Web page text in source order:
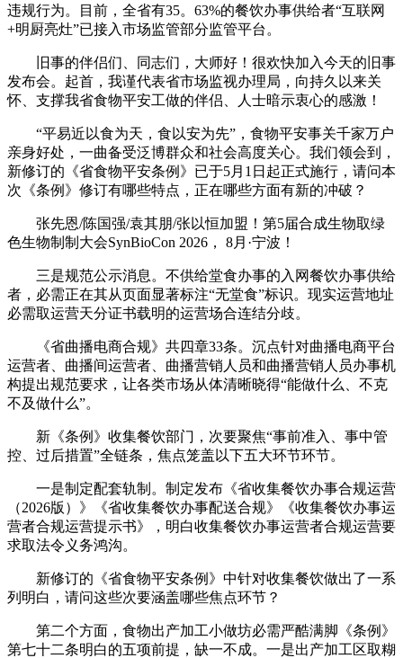
违规行为。目前，全省有35。63%的餐饮办事供给者“互联网
+明厨亮灶”已接入市场监管部分监管平台。
旧事的伴侣们、同志们，大师好！很欢快加入今天的旧事
发布会。起首，我谨代表省市场监视办理局，向持久以来关
怀、支撑我省食物平安工做的伴侣、人士暗示衷心的感激！
“平易近以食为天，食以安为先”，食物平安事关千家万户
亲身好处，一曲备受泛博群众和社会高度关心。我们领会到，
新修订的《省食物平安条例》已于5月1日起正式施行，请问本
次《条例》修订有哪些特点，正在哪些方面有新的冲破？
张先恩/陈国强/袁其朋/张以恒加盟！第5届合成生物取绿
色生物制制大会SynBioCon 2026， 8月·宁波！
三是规范公示消息。不供给堂食办事的入网餐饮办事供给
者，必需正在其从页面显著标注“无堂食”标识。现实运营地址
必需取运营天分证书载明的运营场合连结分歧。
《省曲播电商合规》共四章33条。沉点针对曲播电商平台
运营者、曲播间运营者、曲播营销人员和曲播营销人员办事机
构提出规范要求，让各类市场从体清晰晓得“能做什么、不克
不及做什么”。
新《条例》收集餐饮部门，次要聚焦“事前准入、事中管
控、过后措置”全链条，焦点笼盖以下五大环节环节。
一是制定配套轨制。制定发布《省收集餐饮办事合规运营
（2026版）》《省收集餐饮办事配送合规》《收集餐饮办事运
营者合规运营提示书》，明白收集餐饮办事运营者合规运营要
求取法令义务鸿沟。
新修订的《省食物平安条例》中针对收集餐饮做出了一系
列明白，请问这些次要涵盖哪些焦点环节？
第二个方面，食物出产加工小做坊必需严酷满脚《条例》
第七十二条明白的五项前提，缺一不成。一是出产加工区取糊